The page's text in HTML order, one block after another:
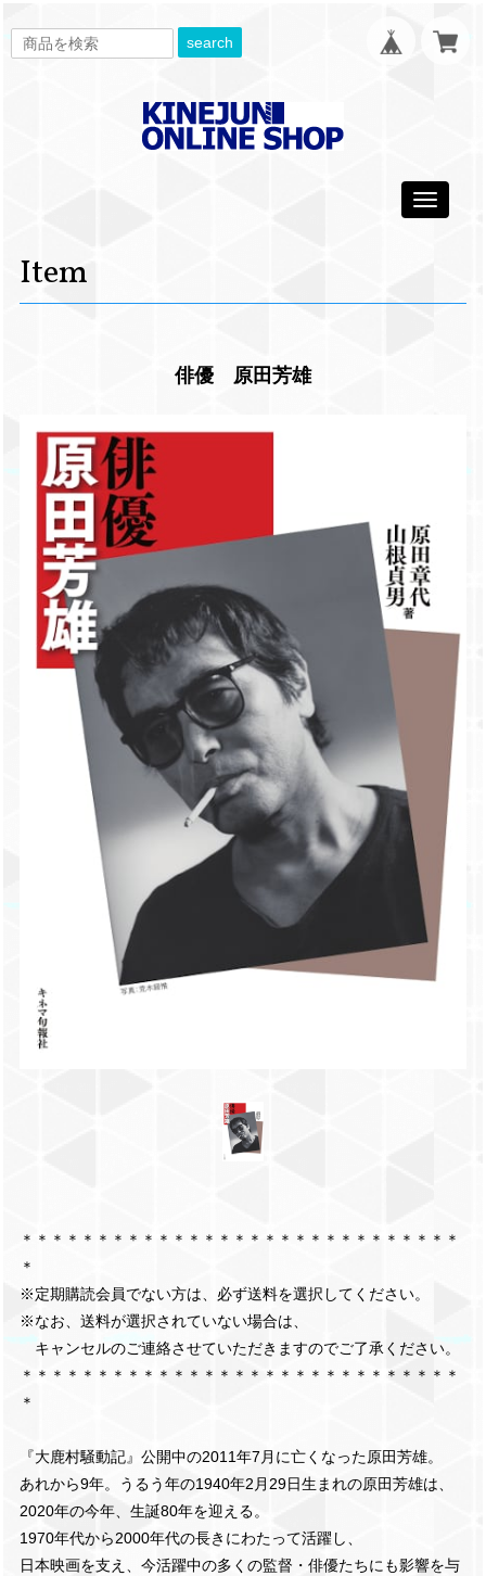
search
Toggle
Item
俳優 原田芳雄
＊＊＊＊＊＊＊＊＊＊＊＊＊＊＊＊＊＊＊＊＊＊＊＊＊＊＊＊＊
＊
※定期購読会員でない方は、必ず送料を選択してください。
※なお、送料が選択されていない場合は、
キャンセルのご連絡させていただきますのでご了承ください。
＊＊＊＊＊＊＊＊＊＊＊＊＊＊＊＊＊＊＊＊＊＊＊＊＊＊＊＊＊
＊
『大鹿村騒動記』公開中の2011年7月に亡くなった原田芳雄。
あれから9年。うるう年の1940年2月29日生まれの原田芳雄は、
2020年の今年、生誕80年を迎える。
1970年代から2000年代の長きにわたって活躍し、
日本映画を支え、今活躍中の多くの監督・俳優たちにも影響を与